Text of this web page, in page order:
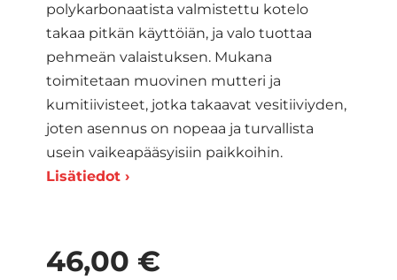
polykarbonaatista valmistettu kotelo
takaa pitkän käyttöiän, ja valo tuottaa
pehmeän valaistuksen. Mukana
toimitetaan muovinen mutteri ja
kumitiivisteet, jotka takaavat vesitiiviyden,
joten asennus on nopeaa ja turvallista
usein vaikeapääsyisiin paikkoihin.
Lisätiedot ›
46,00 €